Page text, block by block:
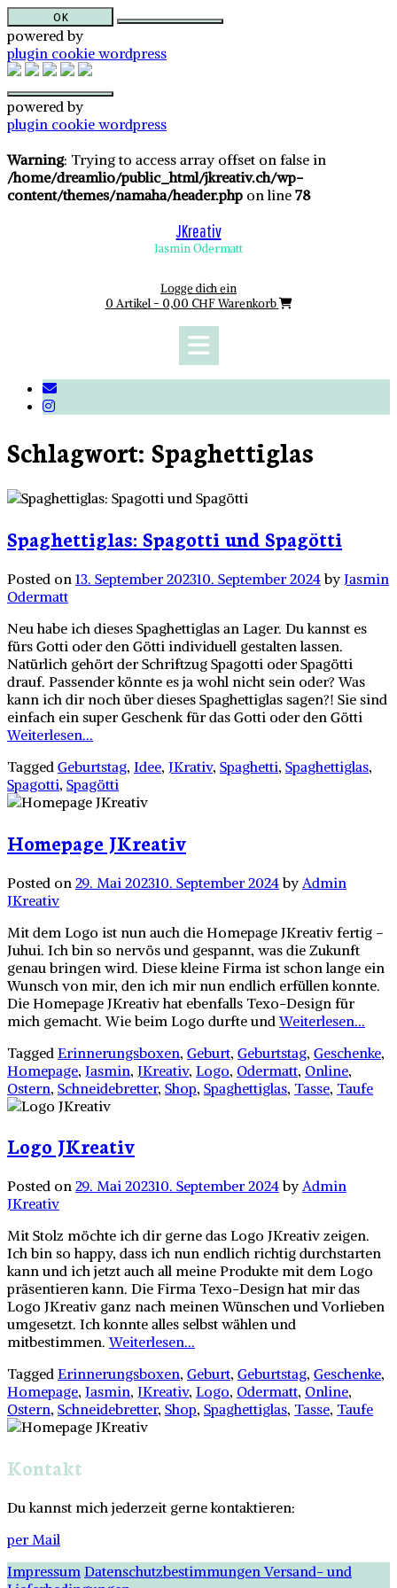
OK
powered by
plugin cookie wordpress
powered by
plugin cookie wordpress
to
content
Warning: Trying to access array offset on false in
/home/dreamlio/public_html/jkreativ.ch/wp-
content/themes/namaha/header.php on line 78
JKreativ
Jasmin Odermatt
Logge dich ein
0 Artikel - 0,00 CHFWarenkorb
Schlagwort: Spaghettiglas
Spaghettiglas: Spagotti und Spagötti
Posted on 13. September 202310. September 2024by Jasmin
Odermatt
Neu habe ich dieses Spaghettiglas an Lager. Du kannst es
fürs Gotti oder den Götti individuell gestalten lassen.
Natürlich gehört der Schriftzug Spagotti oder Spagötti
drauf. Passender könnte es ja wohl nicht sein oder? Was
kann ich dir noch über dieses Spaghettiglas sagen?! Sie sind
einfach ein super Geschenk für das Gotti oder den Götti
Weiterlesen...
Tagged Geburtstag, Idee, JKrativ, Spaghetti, Spaghettiglas,
Spagotti, Spagötti
Homepage JKreativ
Posted on 29. Mai 202310. September 2024by Admin
JKreativ
Mit dem Logo ist nun auch die Homepage JKreativ fertig –
Juhui. Ich bin so nervös und gespannt, was die Zukunft
genau bringen wird. Diese kleine Firma ist schon lange ein
Wunsch von mir, den ich mir nun endlich erfüllen konnte.
Die Homepage JKreativ hat ebenfalls Texo-Design für
mich gemacht. Wie beim Logo durfte undWeiterlesen...
Tagged Erinnerungsboxen, Geburt, Geburtstag, Geschenke,
Homepage, Jasmin, JKreativ, Logo, Odermatt, Online,
Ostern, Schneidebretter, Shop, Spaghettiglas, Tasse, Taufe
Logo JKreativ
Posted on 29. Mai 202310. September 2024by Admin
JKreativ
Mit Stolz möchte ich dir gerne das Logo JKreativ zeigen.
Ich bin so happy, dass ich nun endlich richtig durchstarten
kann und ich jetzt auch all meine Produkte mit dem Logo
präsentieren kann. Die Firma Texo-Design hat mir das
Logo JKreativ ganz nach meinen Wünschen und Vorlieben
umgesetzt. Ich konnte alles selbst wählen und
mitbestimmen.Weiterlesen...
Tagged Erinnerungsboxen, Geburt, Geburtstag, Geschenke,
Homepage, Jasmin, JKreativ, Logo, Odermatt, Online,
Ostern, Schneidebretter, Shop, Spaghettiglas, Tasse, Taufe
Kontakt
Du kannst mich jederzeit gerne kontaktieren:
per Mail
Impressum DatenschutzbestimmungenVersand- und